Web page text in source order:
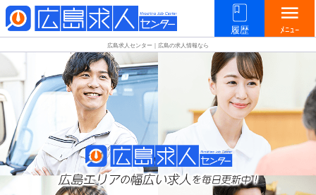
履歴
menu
ﾒﾆｭｰ
広島求人センター｜広島の求人情報なら